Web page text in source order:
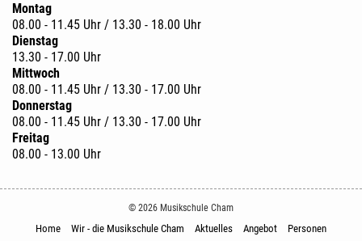
Montag
08.00 - 11.45 Uhr / 13.30 - 18.00 Uhr
Dienstag
13.30 - 17.00 Uhr
Mittwoch
08.00 - 11.45 Uhr / 13.30 - 17.00 Uhr
Donnerstag
08.00 - 11.45 Uhr / 13.30 - 17.00 Uhr
Freitag
08.00 - 13.00 Uhr
© 2026 Musikschule Cham
Home Wir - die Musikschule Cham Aktuelles Angebot
Personen